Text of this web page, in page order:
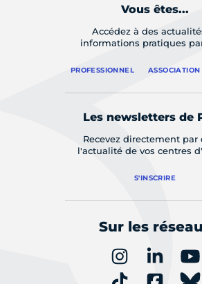
Vous êtes...
Accédez à des
informations pratiques
PROFESSIONNEL ASSOCIATION
Les newsletters de
Recevez directement par
l'actualité de vos centres
S'INSCRIRE
Sur les